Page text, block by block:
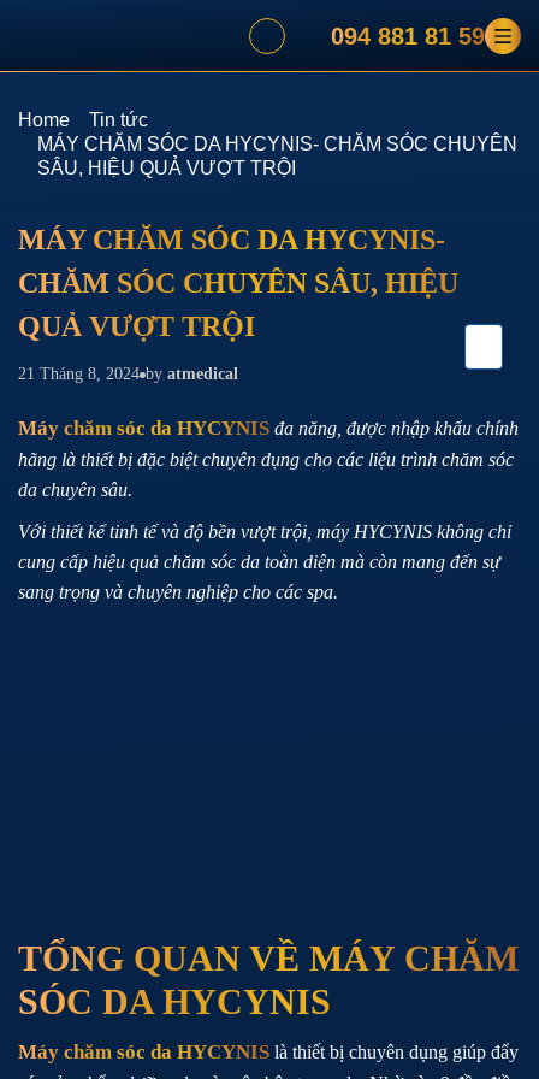
094 881 81 59
Home
Tin tức
MÁY CHĂM SÓC DA HYCYNIS- CHĂM SÓC CHUYÊN
SÂU, HIỆU QUẢ VƯỢT TRỘI
MÁY CHĂM SÓC DA HYCYNIS-
CHĂM SÓC CHUYÊN SÂU, HIỆU
QUẢ VƯỢT TRỘI
21 Tháng 8, 2024 by atmedical
Máy chăm sóc da HYCYNIS đa năng, được nhập khẩu chính
hãng là thiết bị đặc biệt chuyên dụng cho các liệu trình chăm sóc
da chuyên sâu.
Với thiết kế tinh tế và độ bền vượt trội, máy HYCYNIS không chỉ
cung cấp hiệu quả chăm sóc da toàn diện mà còn mang đến sự
sang trọng và chuyên nghiệp cho các spa.
TỔNG QUAN VỀ MÁY CHĂM
SÓC DA HYCYNIS
Máy chăm sóc da HYCYNIS là thiết bị chuyên dụng giúp đẩy